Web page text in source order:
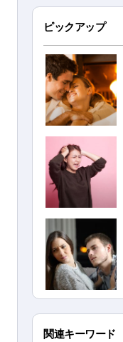
ピックアップ
関連キーワード